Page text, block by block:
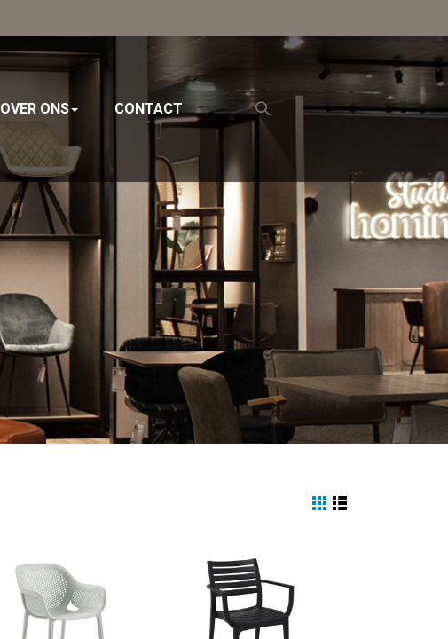
OVER ONS CONTACT
View